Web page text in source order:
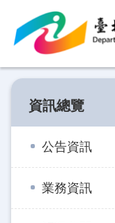
跳到主要內容區塊
資訊總覽
公告資訊
業務資訊